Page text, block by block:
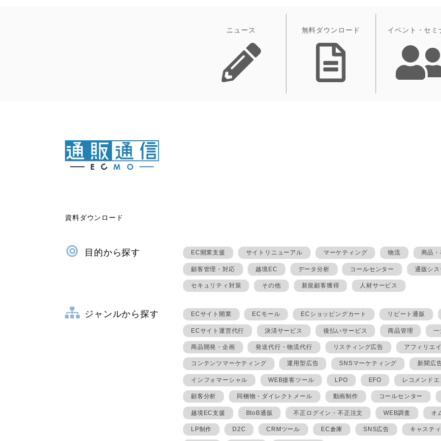
ニュース 無料ダウンロード イベント・セミ
資料ダウンロード
目的から探す EC開業支援 サイトリニューアル マーケティング 物流 商品
顧客管理・対応 越境EC データ分析 コールセンター 通販シ
セキュリティ対策 その他 新規顧客獲得 人材サービス
ジャンルから探す ECサイト開業 ECモール ECショッピングカート リピート通販
ECサイト運営代行 決済サービス 後払いサービス 商品管理
商品開発・企画 発送代行・物流代行 リスティング広告 アフィリエ
コンテンツマーケティング 運用型広告 SNSマーケティング 新聞広
インフォマーシャル WEB接客ツール LPO EFO レコメンド
顧客分析 同梱物・ダイレクトメール 動画制作 コールセンター
越境EC支援 BtoB通販 不正ログイン・不正注文 WEB調査 オ
LP制作 D2C CRMツール EC倉庫 SNS広告 キャステ